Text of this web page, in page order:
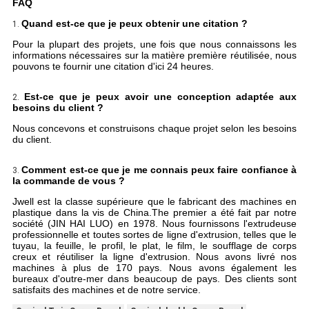
FAQ
1. Quand est-ce que je peux obtenir une citation ?
Pour la plupart des projets, une fois que nous connaissons les
informations nécessaires sur la matière première réutilisée, nous
pouvons te fournir une citation d'ici 24 heures.
2. Est-ce que je peux avoir une conception adaptée aux
besoins du client ?
Nous concevons et construisons chaque projet selon les besoins
du client.
3.Comment est-ce que je me connais peux faire confiance à
la commande de vous ?
Jwell est la classe supérieure que le fabricant des machines en
plastique dans la vis de China.The premier a été fait par notre
société (JIN HAI LUO) en 1978. Nous fournissons l'extrudeuse
professionnelle et toutes sortes de ligne d'extrusion, telles que le
tuyau, la feuille, le profil, le plat, le film, le soufflage de corps
creux et réutiliser la ligne d'extrusion. Nous avons livré nos
machines à plus de 170 pays. Nous avons également les
bureaux d'outre-mer dans beaucoup de pays. Des clients sont
satisfaits des machines et de notre service.